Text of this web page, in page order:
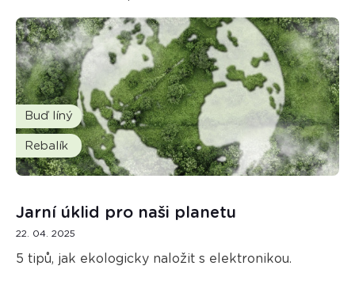
Buď líný
Rebalík
Jarní úklid pro naši planetu
22. 04. 2025
5 tipů, jak ekologicky naložit s elektronikou.